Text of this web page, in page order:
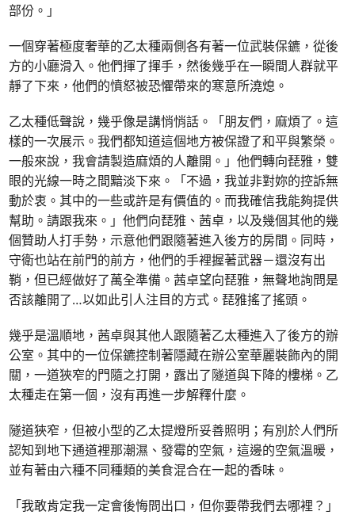
部份。」
一個穿著極度奢華的乙太種兩側各有著一位武裝保鑣，從後
方的小廳滑入。他們揮了揮手，然後幾乎在一瞬間人群就平
靜了下來，他們的憤怒被恐懼帶來的寒意所澆熄。
乙太種低聲說，幾乎像是講悄悄話。「朋友們，麻煩了。這
樣的一次展示。我們都知道這個地方被保證了和平與繁榮。
一般來說，我會請製造麻煩的人離開。」他們轉向琵雅，雙
眼的光線一時之間黯淡下來。「不過，我並非對妳的控訴無
動於衷。其中的一些或許是有價值的。而我確信我能夠提供
幫助。請跟我來。」他們向琵雅、茜卓，以及幾個其他的幾
個贊助人打手勢，示意他們跟隨著進入後方的房間。同時，
守衛也站在前門的前方，他們的手裡握著武器－還沒有出
鞘，但已經做好了萬全準備。茜卓望向琵雅，無聲地詢問是
否該離開了…以如此引人注目的方式。琵雅搖了搖頭。
幾乎是溫順地，茜卓與其他人跟隨著乙太種進入了後方的辦
公室。其中的一位保鑣控制著隱藏在辦公室華麗裝飾內的開
關，一道狹窄的門隨之打開，露出了隧道與下降的樓梯。乙
太種走在第一個，沒有再進一步解釋什麼。
隧道狹窄，但被小型的乙太提燈所妥善照明；有別於人們所
認知到地下通道裡那潮濕、發霉的空氣，這邊的空氣溫暖，
並有著由六種不同種類的美食混合在一起的香味。
「我敢肯定我一定會後悔問出口，但你要帶我們去哪裡？」